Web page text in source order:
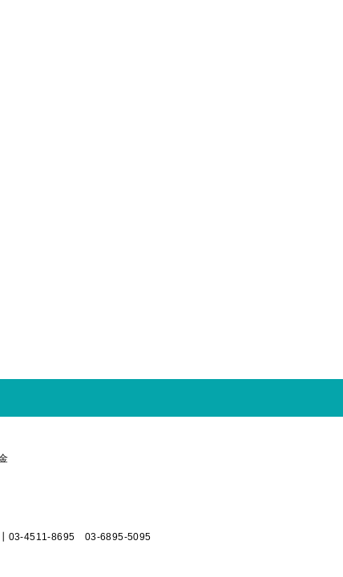
┃03-4511-8695 03-6895-5095